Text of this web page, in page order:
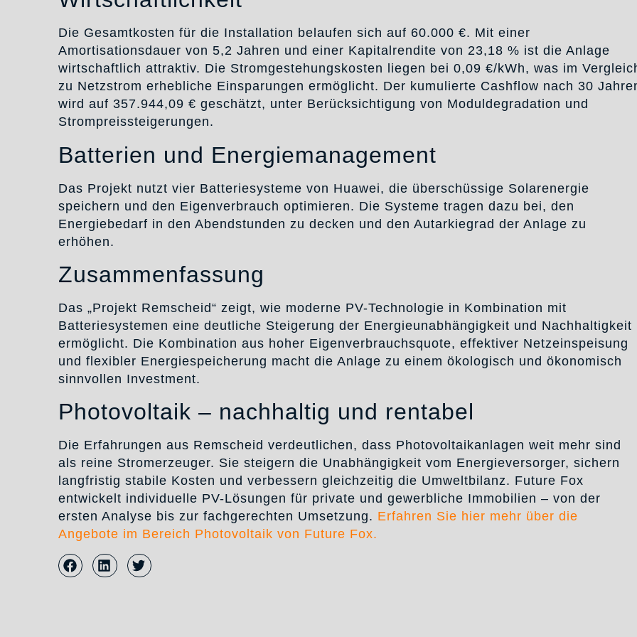
Die Gesamtkosten für die Installation belaufen sich auf 60.000 €. Mit einer
Amortisationsdauer von 5,2 Jahren und einer Kapitalrendite von 23,18 % ist die Anlage
wirtschaftlich attraktiv. Die Stromgestehungskosten liegen bei 0,09 €/kWh, was im
zu Netzstrom erhebliche Einsparungen ermöglicht. Der kumulierte Cashflow nach 30
wird auf 357.944,09 € geschätzt, unter Berücksichtigung von Moduldegradation und
Strompreissteigerungen.
Batterien und Energiemanagement
Das Projekt nutzt vier Batteriesysteme von Huawei, die überschüssige Solarenergie
speichern und den Eigenverbrauch optimieren. Die Systeme tragen dazu bei, den
Energiebedarf in den Abendstunden zu decken und den Autarkiegrad der Anlage zu
erhöhen.
Zusammenfassung
Das „Projekt Remscheid“ zeigt, wie moderne PV-Technologie in Kombination mit
Batteriesystemen eine deutliche Steigerung der Energieunabhängigkeit und Nachhaltigkeit
ermöglicht. Die Kombination aus hoher Eigenverbrauchsquote, effektiver Netzeinspeisung
und flexibler Energiespeicherung macht die Anlage zu einem ökologisch und ökonomisch
sinnvollen Investment.
Photovoltaik – nachhaltig und rentabel
Die Erfahrungen aus Remscheid verdeutlichen, dass Photovoltaikanlagen weit mehr sind
als reine Stromerzeuger. Sie steigern die Unabhängigkeit vom Energieversorger, sichern
langfristig stabile Kosten und verbessern gleichzeitig die Umweltbilanz. Future Fox
entwickelt individuelle PV-Lösungen für private und gewerbliche Immobilien – von der
ersten Analyse bis zur fachgerechten Umsetzung. Erfahren Sie hier mehr über die
Angebote im Bereich Photovoltaik von Future Fox.